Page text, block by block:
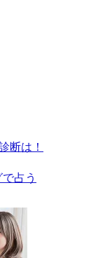
断は！
占う